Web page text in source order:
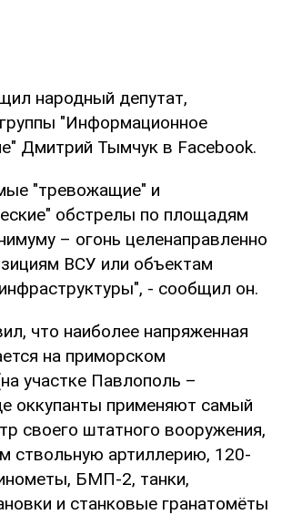
народный депутат,
"Информационное
Дмитрий Тымчук в Facebook.
"тревожащие" и
обстрелы по площадям
– огонь целенаправленно
ВСУ или объектам
- сообщил он.
что наиболее напряженная
на приморском
участке Павлополь –
оккупанты применяют самый
своего штатного вооружения,
ствольную артиллерию, 120-
БМП-2, танки,
и станковые гранатомёты